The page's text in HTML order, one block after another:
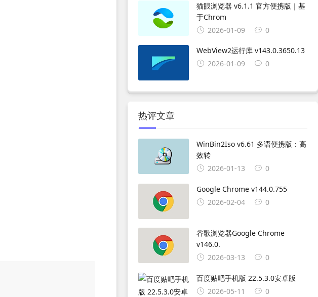
猫眼浏览器 v6.1.1 官方便携版｜基
于Chrom
2026-01-09
0
WebView2运行库 v143.0.3650.13
2026-01-09
0
热评文章
WinBin2Iso v6.61 多语便携版：高
效转
2026-01-13
0
Google Chrome v144.0.755
2026-02-04
0
谷歌浏览器Google Chrome
v146.0.
2026-03-13
0
百度贴吧手机版 22.5.3.0安卓版
2026-05-11
0